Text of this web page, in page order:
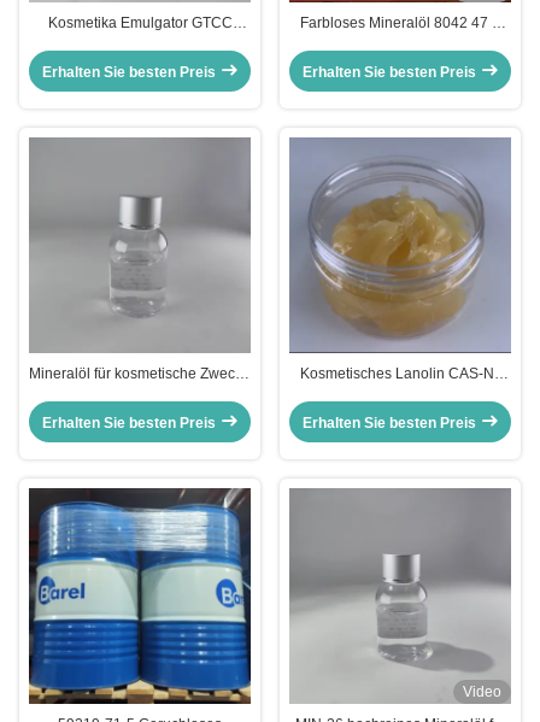
Kosmetika Emulgator GTCC
Erfrischend
Erhalten Sie besten Preis
Farbloses Mineralöl 8042 47 5
Erhalten Sie besten Preis
Mineralöl für kosmetische Zwecke
multifunktionale Anwendungen
Erhalten Sie besten Preis
Kosmetisches Lanolin CAS-Nr.
Emolliens
Erhalten Sie besten Preis
Video